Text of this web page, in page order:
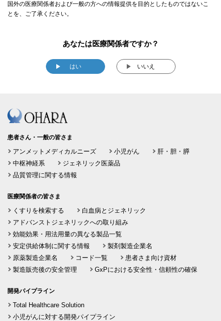
国外の医療関係者および一般の方への情報提供を目的としたものではないこ
とを、ご了承ください。
あなたは医療関係者ですか？
はい いいえ
患者さん・一般の皆さま
アンメットメディカルニーズ 小児がん
肝・胆・膵
中枢神経系
ジェネリック医薬品
品質管理に関する情報
医療関係者の皆さま
くすりを検索する
白血病とジェネリック
アドバンストジェネリックへの取り組み
効能効果・用法用量の異なる製品一覧
安定供給体制に関する情報
製剤製造企業名
原薬製造企業名
コード一覧
患者さま向け資材
製造販売後の安全管理
GxPにおける安全性・信頼性の確保
開発パイプライン
Total Healthcare Solution
小児がんに対する開発パイプライン